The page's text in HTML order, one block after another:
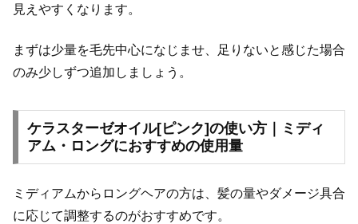
見えやすくなります。
まずは少量を毛先中心になじませ、足りないと感じた場合
のみ少しずつ追加しましょう。
ケラスターゼオイル[ピンク]の使い方｜ミディ
アム・ロングにおすすめの使用量
ミディアムからロングヘアの方は、髪の量やダメージ具合
に応じて調整するのがおすすめです。